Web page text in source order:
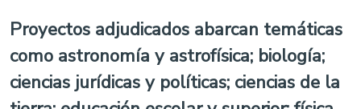
Proyectos adjudicados abarcan temáticas
como astronomía y astrofísica; biología;
ciencias jurídicas y políticas; ciencias de la